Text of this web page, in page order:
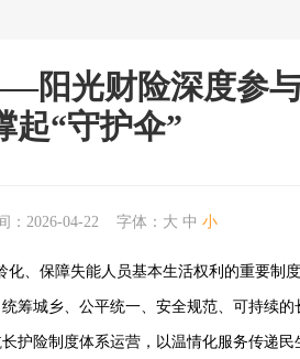
阳光财险深度参
起“守护伞”
：2026-04-22 字体： 大 中 小
、保障失能人员基本生活权利的重要制
筹城乡、公平统一、安全规范、可持续
护险制度体系运营，以温情化服务传递